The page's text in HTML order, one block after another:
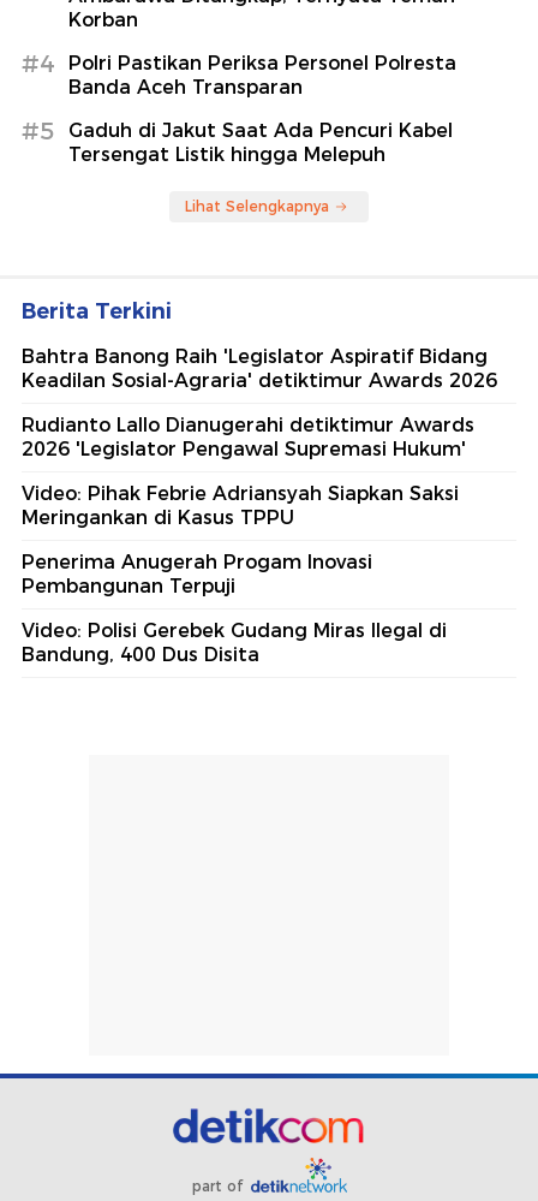
Korban
#4
Polri Pastikan Periksa Personel Polresta
Banda Aceh Transparan
#5
Gaduh di Jakut Saat Ada Pencuri Kabel
Tersengat Listik hingga Melepuh
Lihat Selengkapnya
Berita Terkini
Bahtra Banong Raih 'Legislator Aspiratif Bidang
Keadilan Sosial-Agraria' detiktimur Awards 2026
Rudianto Lallo Dianugerahi detiktimur Awards
2026 'Legislator Pengawal Supremasi Hukum'
Video: Pihak Febrie Adriansyah Siapkan Saksi
Meringankan di Kasus TPPU
Penerima Anugerah Progam Inovasi
Pembangunan Terpuji
Video: Polisi Gerebek Gudang Miras Ilegal di
Bandung, 400 Dus Disita
part of